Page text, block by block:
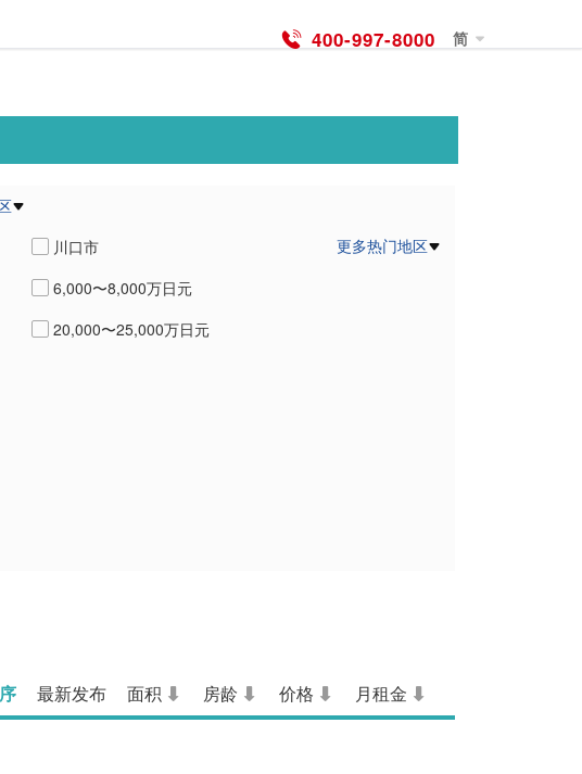
400-997-8000 简
川口市
戸田市
更多热门地区
6,000〜8,000万日元
20,000〜25,000万日元
最新发布 面积 房龄 价格 月租金